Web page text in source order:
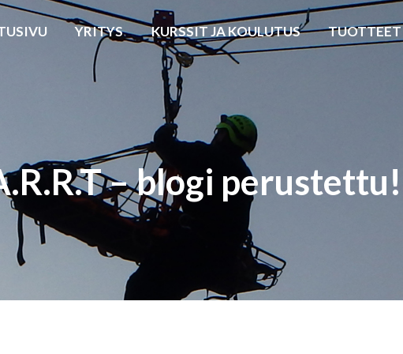
YRITYS KURSSIT JA KOULUTUS TUOTTEET
– blogi perustettu!